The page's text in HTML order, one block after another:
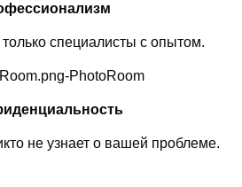
специалисты с опытом.
не узнает о вашей проблеме.